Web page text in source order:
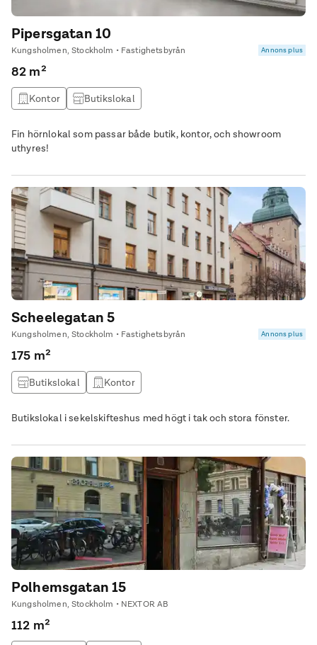
Pipersgatan 10
Kungsholmen, Stockholm • Fastighetsbyrån Annons plus
82 m²
Kontor Butikslokal
Fin hörnlokal som passar både butik, kontor, och showroom
uthyres!
Scheelegatan 5
Kungsholmen, Stockholm • Fastighetsbyrån Annons plus
175 m²
Butikslokal Kontor
Butikslokal i sekelskifteshus med högt i tak och stora fönster.
Polhemsgatan 15
Kungsholmen, Stockholm • NEXTOR AB
112 m²